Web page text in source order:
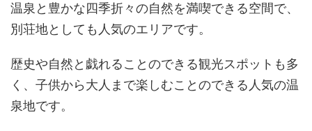
温泉と豊かな四季折々の自然を満喫できる空間で、
別荘地としても人気のエリアです。
歴史や自然と戯れることのできる観光スポットも多
く、子供から大人まで楽しむことのできる人気の温
泉地です。